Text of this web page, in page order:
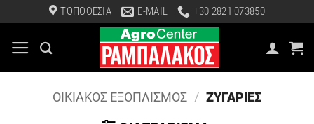
Μετάβαση
περιεχόμενο
ΤΟΠΟΘΕΣΙΑ E-MAIL +30 2821 073850
ΟΙΚΙΑΚΟΣ ΕΞΟΠΛΙΣΜΟΣ / ΖΥΓΑΡΙΕΣ